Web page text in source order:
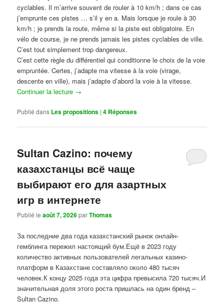
cyclables. Il m’arrive souvent de rouler à 10 km/h ; dans ce cas
j’emprunte ces pistes … s’il y en a. Mais lorsque je roule à 30
km/h ; je prends la route, même si la piste est obligatoire. En
vélo de course, je ne prends jamais les pistes cyclables de ville.
C’est tout simplement trop dangereux.
C’est cette règle du différentiel qui conditionne le choix de la voie
empruntée. Certes, j’adapte ma vitesse à la voie (virage,
descente en ville), mais j’adapte d’abord la voie à la vitesse.
Continuer la lecture →
Publié dans Les propositions |4 Réponses
Sultan Cazino: почему
казахстанцы всё чаще
выбирают его для азартных
игр в интернете
Publié leaoût 7, 2026parThomas
За последние два года казахстанский рынок онлайн-
гемблинга пережил настоящий бум.Ещё в 2023 году
количество активных пользователей легальных казино-
платформ в Казахстане составляло около 480 тысяч
человек.К концу 2025 года эта цифра превысила 720 тысяч.И
значительная доля этого роста пришлась на один бренд –
Sultan Cazino.